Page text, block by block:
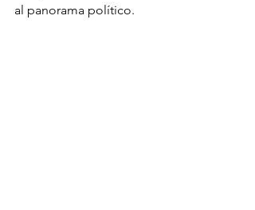
al panorama político.